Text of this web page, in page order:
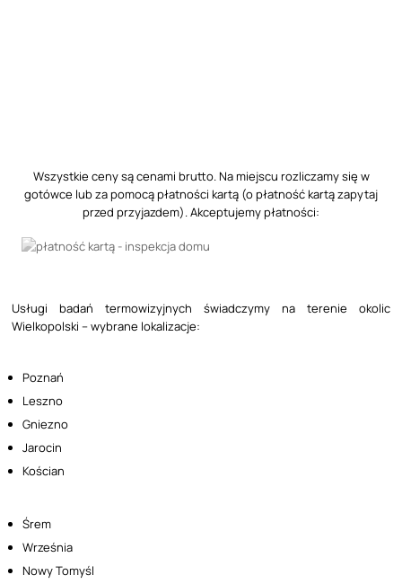
Wszystkie ceny są cenami brutto. Na miejscu rozliczamy się w
gotówce lub za pomocą płatności kartą (o płatność kartą zapytaj
przed przyjazdem). Akceptujemy płatności:
Usługi badań termowizyjnych świadczymy na terenie okolic
Wielkopolski – wybrane lokalizacje:
Poznań
Leszno
Gniezno
Jarocin
Kościan
Śrem
Września
Nowy Tomyśl